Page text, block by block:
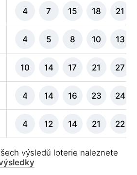
4 7 15 18 21
4 5 8 10 13
10 14 17 21 27
4 14 16 23 24
4 12 14 21 22
výsledů loterie naleznete